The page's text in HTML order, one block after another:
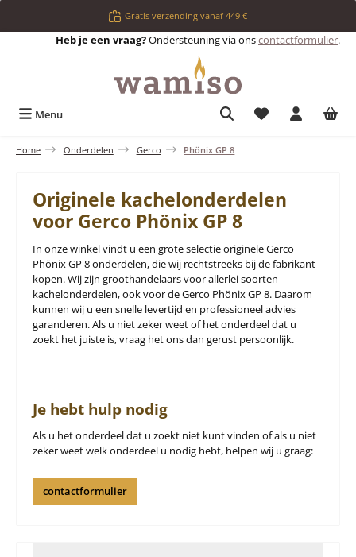
Ga naar de hoofdinhoudGratis verzending vanaf 449 €
Heb je een vraag?Ondersteuning via onscontactformulier.
Menu Je hebt 0 items
Home Onderdelen Gerco Phönix GP 8
Originele kachelonderdelen
voor Gerco Phönix GP 8
In onze winkel vindt u een grote selectie originele Gerco
Phönix GP 8 onderdelen, die wij rechtstreeks bij de fabrikant
kopen. Wij zijn groothandelaars voor allerlei soorten
kachelonderdelen, ook voor de Gerco Phönix GP 8. Daarom
kunnen wij u een snelle levertijd en professioneel advies
garanderen. Als u niet zeker weet of het onderdeel dat u
zoekt het juiste is, vraag het ons dan gerust persoonlijk.
Je hebt hulp nodig
Als u het onderdeel dat u zoekt niet kunt vinden of als u niet
zeker weet welk onderdeel u nodig hebt, helpen wij u graag:
contactformulier